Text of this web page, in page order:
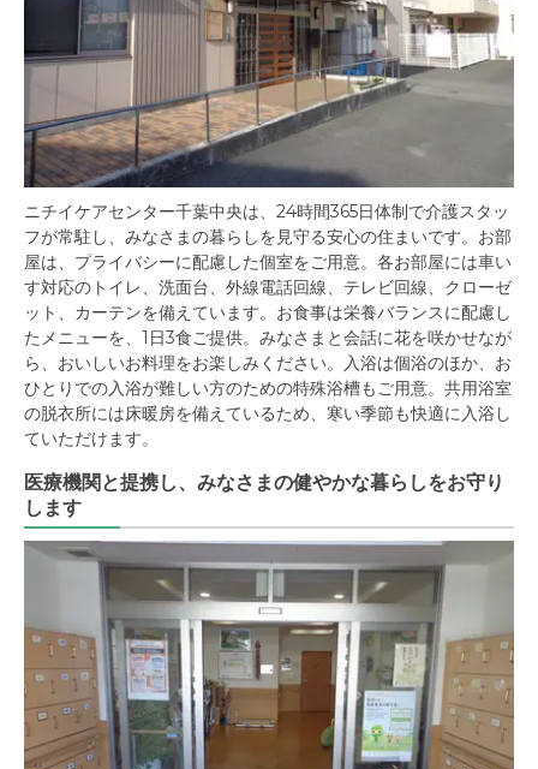
ニチイケアセンター千葉中央は、24時間365日体制で介護スタッ
フが常駐し、みなさまの暮らしを見守る安心の住まいです。お部
屋は、プライバシーに配慮した個室をご用意。各お部屋には車い
す対応のトイレ、洗面台、外線電話回線、テレビ回線、クローゼ
ット、カーテンを備えています。お食事は栄養バランスに配慮し
たメニューを、1日3食ご提供。みなさまと会話に花を咲かせなが
ら、おいしいお料理をお楽しみください。入浴は個浴のほか、お
ひとりでの入浴が難しい方のための特殊浴槽もご用意。共用浴室
の脱衣所には床暖房を備えているため、寒い季節も快適に入浴し
ていただけます。
医療機関と提携し、みなさまの健やかな暮らしをお守り
します